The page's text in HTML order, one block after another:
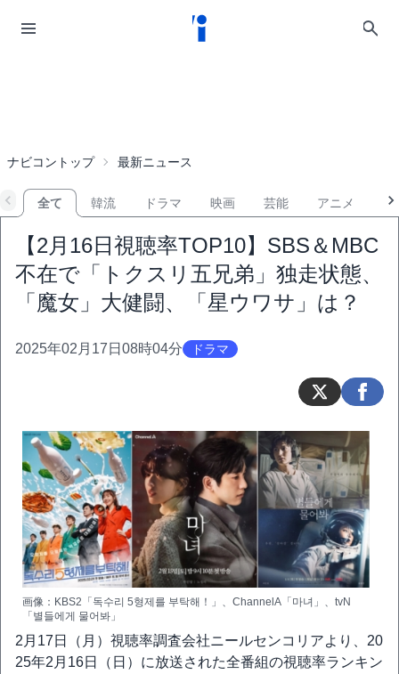
ナビコントップ 最新ニュース
全て 韓流 ドラマ 映画 芸能 アニメ
【2月16日視聴率TOP10】SBS＆MBC
不在で「トクスリ五兄弟」独走状態、
「魔女」大健闘、「星ウワサ」は？
2025年02月17日08時04分 ドラマ
画像：KBS2「독수리 5형제를 부탁해！」、ChannelA「마녀」、tvN
「별들에게 물어봐」
2月17日（月）視聴率調査会社ニールセンコリアより、20
25年2月16日（日）に放送された全番組の視聴率ランキン